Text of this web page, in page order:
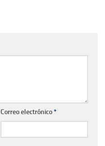
Correo electrónico*